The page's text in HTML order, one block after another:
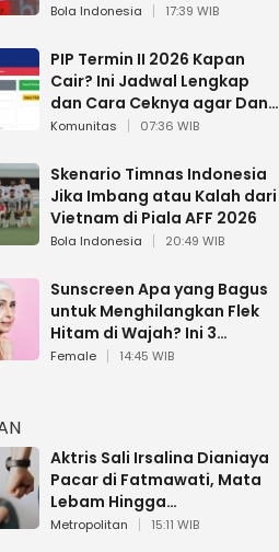
Bola Indonesia 17:39 WIB
PIP Termin II 2026 Kapan
Cair? Ini Jadwal Lengkap
dan Cara Ceknya agar Dana
Tidak Hangus!
Komunitas 07:36 WIB
Skenario Timnas Indonesia
Jika Imbang atau Kalah dari
Vietnam di Piala AFF 2026
Bola Indonesia 20:49 WIB
Sunscreen Apa yang Bagus
untuk Menghilangkan Flek
Hitam di Wajah? Ini 3
Rekomendasi sesuai Review
Female 14:45 WIB
Aktris Sali Irsalina Dianiaya
Pacar di Fatmawati, Mata
Lebam Hingga
Diselamatkan Polantas
Metropolitan 15:11 WIB